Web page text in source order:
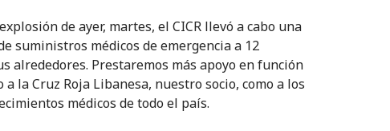
de ayer, martes, el CICR llevó a cabo una
suministros médicos de emergencia a 12
alrededores. Prestaremos más apoyo en función
la Cruz Roja Libanesa, nuestro socio, como a los
médicos de todo el país.